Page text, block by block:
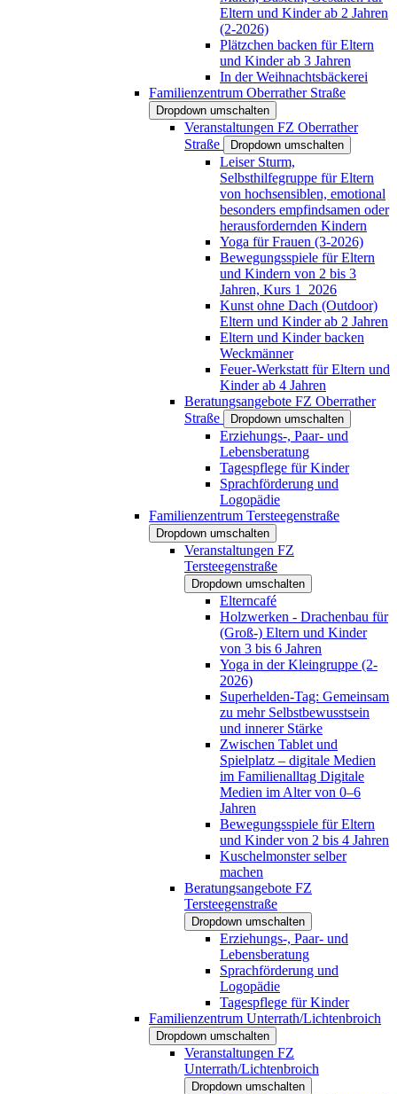
Eltern und Kinder ab 2 Jahren
(2-2026)
Plätzchen backen für Eltern
und Kinder ab 3 Jahren
In der Weihnachtsbäckerei
Familienzentrum Oberrather Straße
Dropdown umschalten
Veranstaltungen FZ Oberrather
Straße
Dropdown umschalten
Leiser Sturm,
Selbsthilfegruppe für Eltern
von hochsensiblen, emotional
besonders empfindsamen oder
herausfordernden Kindern
Yoga für Frauen (3-2026)
Bewegungsspiele für Eltern
und Kindern von 2 bis 3
Jahren, Kurs 1_2026
Kunst ohne Dach (Outdoor)
Eltern und Kinder ab 2 Jahren
Eltern und Kinder backen
Weckmänner
Feuer-Werkstatt für Eltern und
Kinder ab 4 Jahren
Beratungsangebote FZ Oberrather
Straße
Dropdown umschalten
Erziehungs-, Paar- und
Lebensberatung
Tagespflege für Kinder
Sprachförderung und
Logopädie
Familienzentrum Tersteegenstraße
Dropdown umschalten
Veranstaltungen FZ
Tersteegenstraße
Dropdown umschalten
Elterncafé
Holzwerken - Drachenbau für
(Groß-) Eltern und Kinder
von 3 bis 6 Jahren
Yoga in der Kleingruppe (2-
2026)
Superhelden-Tag: Gemeinsam
zu mehr Selbstbewusstsein
und innerer Stärke
Zwischen Tablet und
Spielplatz – digitale Medien
im Familienalltag Digitale
Medien im Alter von 0–6
Jahren
Bewegungsspiele für Eltern
und Kinder von 2 bis 4 Jahren
Kuschelmonster selber
machen
Beratungsangebote FZ
Tersteegenstraße
Dropdown umschalten
Erziehungs-, Paar- und
Lebensberatung
Sprachförderung und
Logopädie
Tagespflege für Kinder
Familienzentrum Unterrath/Lichtenbroich
Dropdown umschalten
Veranstaltungen FZ
Unterrath/Lichtenbroich
Dropdown umschalten